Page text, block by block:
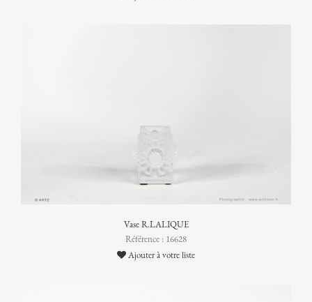
Vase R.LALIQUE
Référence : 16628
Ajouter à votre liste